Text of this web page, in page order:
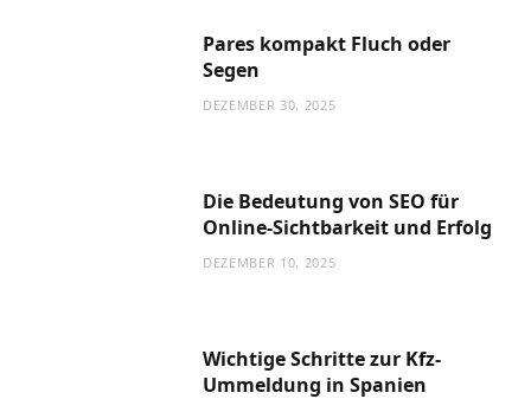
Pares kompakt Fluch oder
Segen
DEZEMBER 30, 2025
Die Bedeutung von SEO für
Online-Sichtbarkeit und Erfolg
DEZEMBER 10, 2025
Wichtige Schritte zur Kfz-
Ummeldung in Spanien